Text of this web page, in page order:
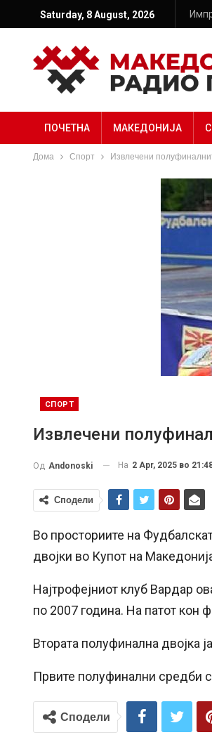
Saturday, 8 August, 2026
ПОЧЕТНА МАКЕДОНИЈА
Дома Спорт Извлечени
СПОРТ
Извлечени
Од Andonoski На 2 Apr, 2025 во
Сподели
Во просториите на
двојки во Купот на
Најтрофејниот клуб Вардар
по 2007 година. На патот кон
Втората полуфинална двојка
Првите полуфинални средби
Сподели